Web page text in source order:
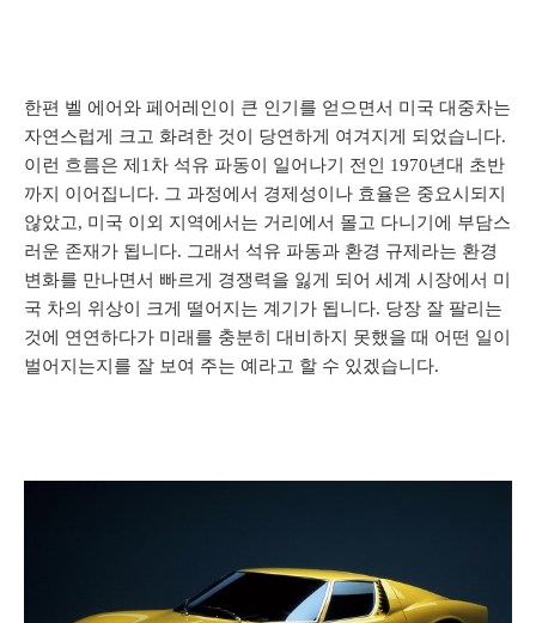
한편 벨 에어와 페어레인이 큰 인기를 얻으면서 미국 대중차는
자연스럽게 크고 화려한 것이 당연하게 여겨지게 되었습니다.
이런 흐름은 제1차 석유 파동이 일어나기 전인 1970년대 초반
까지 이어집니다. 그 과정에서 경제성이나 효율은 중요시되지
않았고, 미국 이외 지역에서는 거리에서 몰고 다니기에 부담스
러운 존재가 됩니다. 그래서 석유 파동과 환경 규제라는 환경
변화를 만나면서 빠르게 경쟁력을 잃게 되어 세계 시장에서 미
국 차의 위상이 크게 떨어지는 계기가 됩니다. 당장 잘 팔리는
것에 연연하다가 미래를 충분히 대비하지 못했을 때 어떤 일이
벌어지는지를 잘 보여 주는 예라고 할 수 있겠습니다.